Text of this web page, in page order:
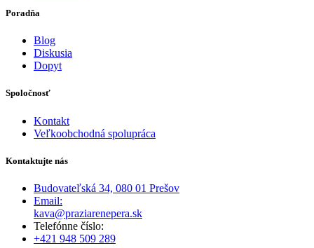
Poradňa
Blog
Diskusia
Dopyt
Spoločnosť
Kontakt
Veľkoobchodná spolupráca
Kontaktujte nás
Budovateľská 34, 080 01 Prešov
Email:
kava@praziarenepera.sk
Telefónne číslo:
+421 948 509 289